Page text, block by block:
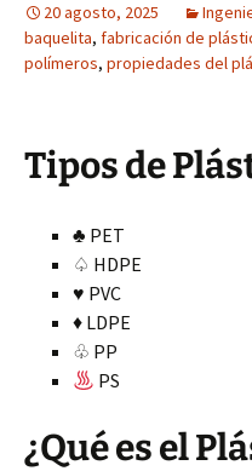
20 agosto, 2025
baquelita, fabricación de
polímeros, propiedades del
Tipos de
♣ PET
♤ HDPE
♥ PVC
♦ LDPE
♧ PP
PS
¿Qué es el